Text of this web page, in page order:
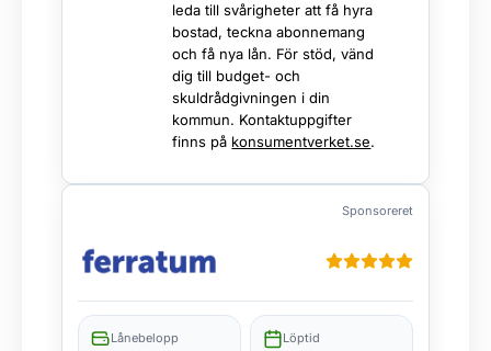
leda till svårigheter att få hyra
bostad, teckna abonnemang
och få nya lån. För stöd, vänd
dig till budget- och
skuldrådgivningen i din
kommun. Kontaktuppgifter
finns på konsumentverket.se.
Sponsoreret
Lånebelopp Löptid